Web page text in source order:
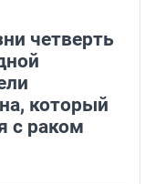
четверть
который
с раком